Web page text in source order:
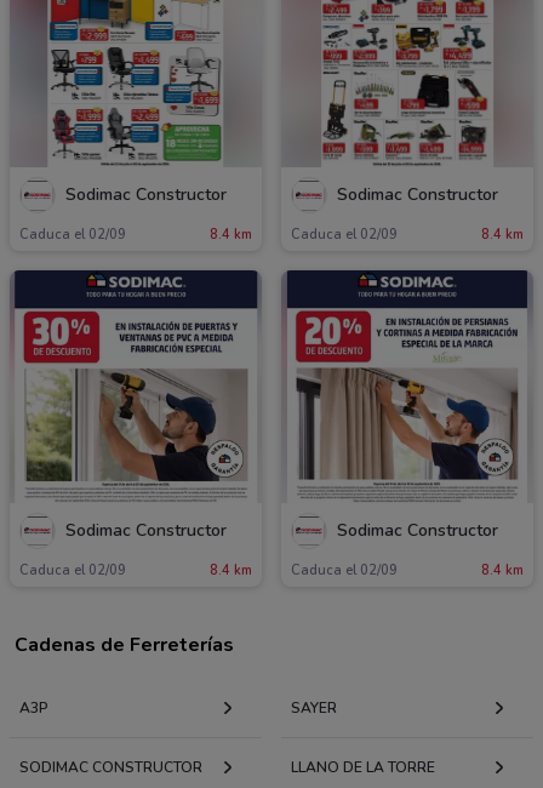
Sodimac Constructor
Caduca el 02/09 8.4 km
Sodimac Constructor
Caduca el 02/09 8.4 km
Sodimac Constructor
Caduca el 02/09 8.4 km
Sodimac Constructor
Caduca el 02/09 8.4 km
Cadenas de Ferreterías
A3P SAYER
SODIMAC CONSTRUCTOR LLANO DE LA TORRE